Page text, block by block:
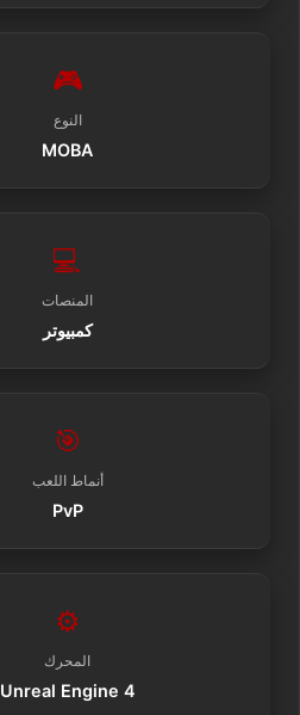
🎮
النوع
MOBA
💻
المنصات
كمبيوتر
🎯
أنماط اللعب
PvP
⚙️
المحرك
Unreal Engine 4